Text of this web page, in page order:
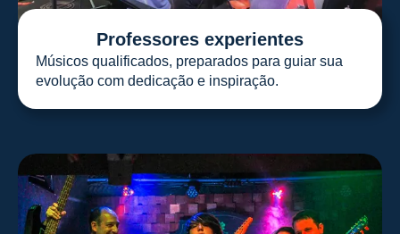
Professores experientes
Músicos qualificados, preparados para guiar sua
evolução com dedicação e inspiração.